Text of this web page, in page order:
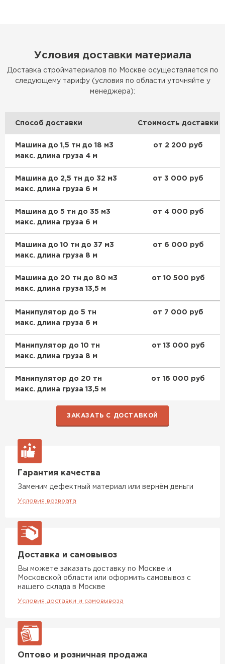
Условия доставки материала
Доставка стройматериалов по Москве осуществляется по
следующему тарифу (условия по области уточняйте у
менеджера):
Способ доставки Стоимость доставки
Машина до 1,5 тн до 18 м3
макс. длина груза 4 м
от 2 200 руб
Машина до 2,5 тн до 32 м3
макс. длина груза 6 м
от 3 000 руб
Машина до 5 тн до 35 м3
макс. длина груза 6 м
от 4 000 руб
Машина до 10 тн до 37 м3
макс. длина груза 8 м
от 6 000 руб
Машина до 20 тн до 80 м3
макс. длина груза 13,5 м
от 10 500 руб
Манипулятор до 5 тн
макс. длина груза 6 м
от 7 000 руб
Манипулятор до 10 тн
макс. длина груза 8 м
от 13 000 руб
Манипулятор до 20 тн
макс. длина груза 13,5 м
от 16 000 руб
ЗАКАЗАТЬ С ДОСТАВКОЙ
Гарантия качества
Заменим дефектный материал или вернём деньги
Условия возврата
Доставка и самовывоз
Вы можете заказать доставку по Москве и
Московской области или оформить самовывоз с
нашего склада в Москве
Условия доставки и самовывоза
Оптово и розничная продажа